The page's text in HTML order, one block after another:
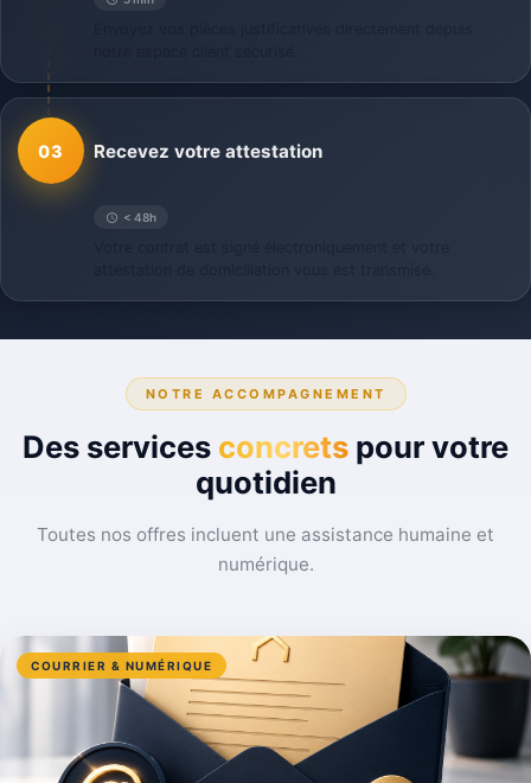
03
< 48h
Recevez votre attestation
NOTRE ACCOMPAGNEMENT
Des services concrets pour votre
quotidien
Toutes nos offres incluent une assistance humaine et
numérique.
COURRIER & NUMÉRIQUE